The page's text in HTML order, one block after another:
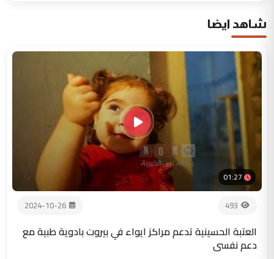
شاهد ايضا
01:27
493
2024-10-26
العتبة الحسينية تدعم مراكز ايواء في بيروت بادوية طبية مع
دعم نفسي